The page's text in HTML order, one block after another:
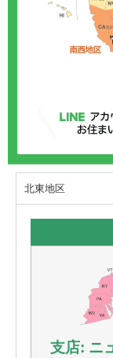
北東地区
支店: ニ